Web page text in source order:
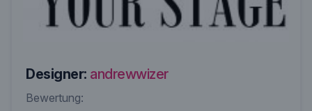
Designer: andrewwizer
Bewertung: